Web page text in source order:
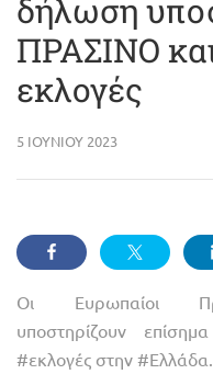
δήλωση
ΠΡΑΣΙΝΟ
εκλογές
5 ΙΟΥΝΊΟΥ 2023
Οι Ευρωπαίοι
υποστηρίζουν
#εκλογές στην #Ελλάδα.